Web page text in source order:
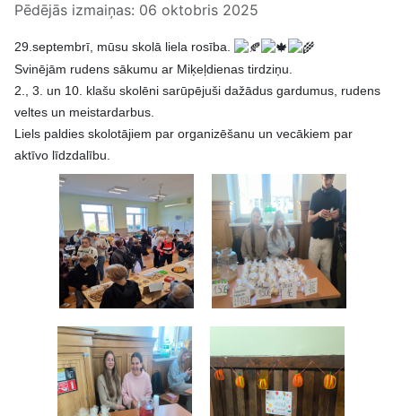
Pēdējās izmaiņas: 06 oktobris 2025
29.septembrī, mūsu skolā liela rosība.
Svinējām rudens sākumu ar Miķeļdienas tirdziņu.
2., 3. un 10. klašu skolēni sarūpējuši dažādus gardumus, rudens
veltes un meistardarbus.
Liels paldies skolotājiem par organizēšanu un vecākiem par
aktīvo līdzdalību.